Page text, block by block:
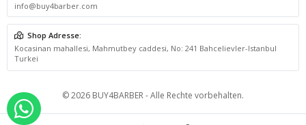
info@buy4barber.com
Shop Adresse:
Kocasinan mahallesi, Mahmutbey caddesi, No: 241 Bahcelievler-Istanbul
Turkei
© 2026 BUY4BARBER - Alle Rechte vorbehalten.